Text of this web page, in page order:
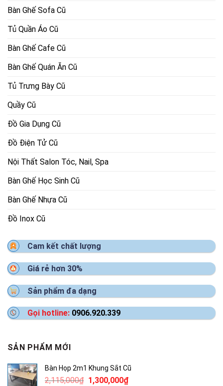
Bàn Ghế Sofa Cũ
Tủ Quần Áo Cũ
Bàn Ghế Cafe Cũ
Bàn Ghế Quán Ăn Cũ
Tủ Trưng Bày Cũ
Quầy Cũ
Đồ Gia Dụng Cũ
Đồ Điện Tử Cũ
Nội Thất Salon Tóc, Nail, Spa
Bàn Ghế Học Sinh Cũ
Bàn Ghế Nhựa Cũ
Đồ Inox Cũ
Cam kết chất lượng
Giá rẻ hơn 30%
Sản phẩm đa dạng
Gọi hotline: 0906.920.339
SẢN PHẨM MỚI
Bàn Họp 2m1 Khung Sắt Cũ
2,115,000₫ Giá
1,300,000₫Giá